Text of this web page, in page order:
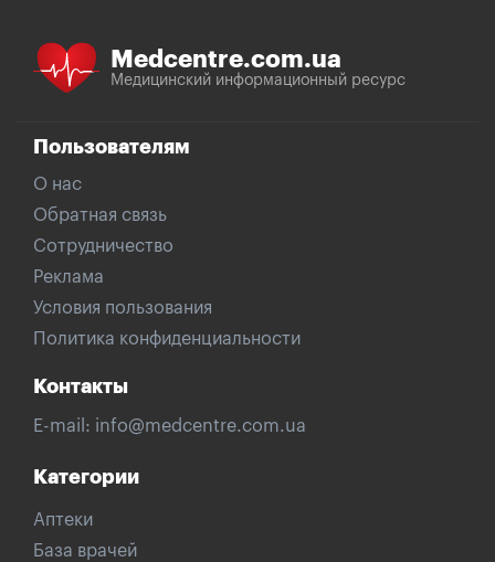
Medcentre.com.ua
Медицинский информационный ресурс
Пользователям
О нас
Обратная связь
Сотрудничество
Реклама
Условия пользования
Политика конфиденциальности
Контакты
E-mail: info@medcentre.com.ua
Категории
Аптеки
База врачей